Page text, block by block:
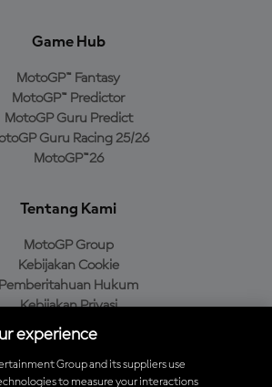
Game Hub
MotoGP™ Fantasy
MotoGP™ Predictor
MotoGP Guru Predict
Guru Racing 25/26
MotoGP™26
Tentang Kami
MotoGP Group
Kebijakan Cookie
Pemberitahuan Hukum
Kebijakan Privasi
Kebijakan Pembelian
experience
Group and its suppliers use
to measure your interactions